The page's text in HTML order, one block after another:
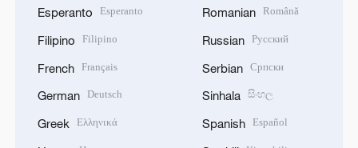
Esperanto Esperanto
Filipino Filipino
French Français
German Deutsch
Greek Ελληνικά
Romanian Română
Russian Русский
Serbian Српски
Sinhala සිංහල
Spanish Español